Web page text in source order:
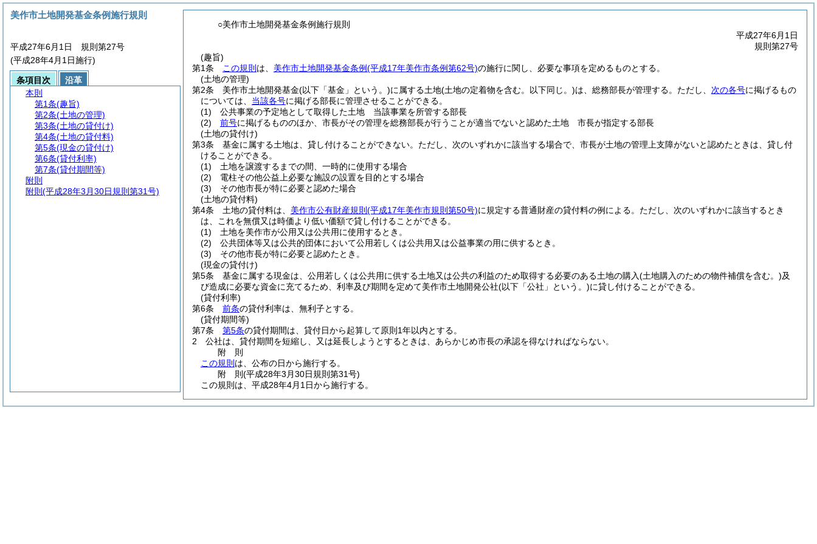
○美作市土地開発基金条例施行規則
平成27年6月1日
規則第27号
(趣旨)
第1条
この規則 は、 美作市土地開発基金条例(平成17年美作市条例第62号)の施行に関し、必要な事項を定めるものとする。
(土地の管理)
第2条
美作市土地開発基金(以下「基金」という。)に属する土地(土地の定着物を含む。以下同じ。)は、総務部長が管理する。 ただし、 次の各号に掲げるもの
については、 当該各号に掲げる部長に管理させることができる。
(1)
公共事業の予定地として取得した土地 当該事業を所管する部長
(2)
前号に掲げるもののほか、市長がその管理を総務部長が行うことが適当でないと認めた土地 市長が指定する部長
(土地の貸付け)
第3条
基金に属する土地は、貸し付けることができない。 ただし、次のいずれかに該当する場合で、市長が土地の管理上支障がないと認めたときは、貸し付
けることができる。
(1)
土地を譲渡するまでの間、一時的に使用する場合
(2)
電柱その他公益上必要な施設の設置を目的とする場合
(3)
その他市長が特に必要と認めた場合
(土地の貸付料)
第4条
土地の貸付料は、 美作市公有財産規則 (平成17年美作市規則第50号)に規定する普通財産の貸付料の例による。 ただし、次のいずれかに該当するとき
は、これを無償又は時価より低い価額で貸し付けることができる。
(1)
土地を美作市が公用又は公共用に使用するとき。
(2)
公共団体等又は公共的団体において公用若しくは公共用又は公益事業の用に供するとき。
(3)
その他市長が特に必要と認めたとき。
(現金の貸付け)
第5条
基金に属する現金は、公用若しくは公共用に供する土地又は公共の利益のため取得する必要のある土地の購入(土地購入のための物件補償を含む。)及
び造成に必要な資金に充てるため、利率及び期間を定めて美作市土地開発公社(以下「公社」という。)に貸し付けることができる。
(貸付利率)
第6条
前条の貸付利率は、無利子とする。
(貸付期間等)
第7条
第5条の貸付期間は、貸付日から起算して原則1年以内とする。
2
公社は、貸付期間を短縮し、又は延長しようとするときは、あらかじめ市長の承認を得なければならない。
附 則
この規則 は、公布の日から施行する。
附 則(平成28年3月30日規則第31号)
この規則は、平成28年4月1日から施行する。
美作市土地開発基金条例施行規則
平成27年6月1日 規則第27号
(平成28年4月1日施行)
条項目次
沿革
本則
第1条(趣旨)
第2条(土地の管理)
第3条(土地の貸付け)
第4条(土地の貸付料)
第5条(現金の貸付け)
第6条(貸付利率)
第7条(貸付期間等)
附則
附則 (平成28年3月30日規則第31号)